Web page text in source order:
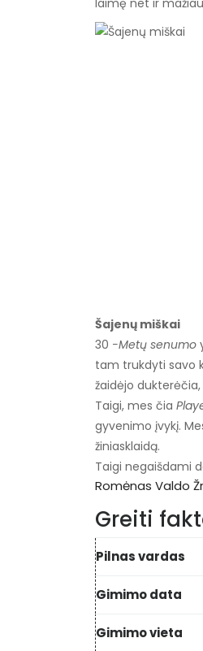
laimę net ir
Šajenų miškai
30 -Metų senumo
tam trukdyti savo
žaidėjo dukterėčia,
Taigi, mes čia
gyvenimo įvykį.
žiniasklaidą.
Taigi negaišdami
Romėnas Valdo
Greiti
Pilnas vardas
Gimimo data
Gimimo vieta